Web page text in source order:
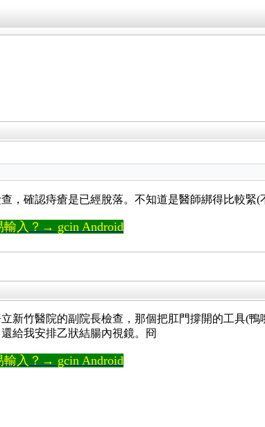
，確認痔瘡是已經脫落。不知道是醫師綁得比較緊(
輸入？→ gcin Android
新竹醫院的副院長檢查，那個把肛門撐開的工具(
給我安排乙狀結腸內視鏡。冏
輸入？→ gcin Android